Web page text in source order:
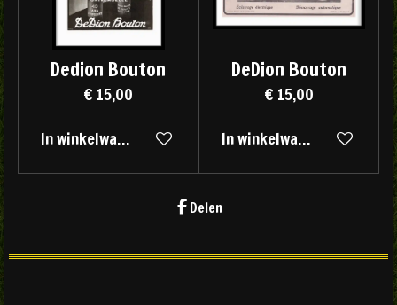
Dedion Bouton
€ 15,00
In winkelwagen
DeDion Bouton
€ 15,00
In winkelwagen
Delen